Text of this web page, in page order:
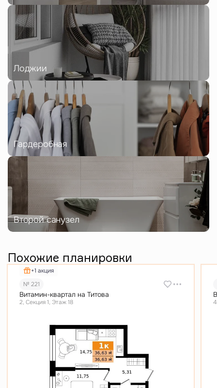
Лоджии
Гардеробная
Второй санузел
Похожие планировки
+1 акция
№ 221
Витамин-квартал на Титова
2, Секция 1, Этаж 18